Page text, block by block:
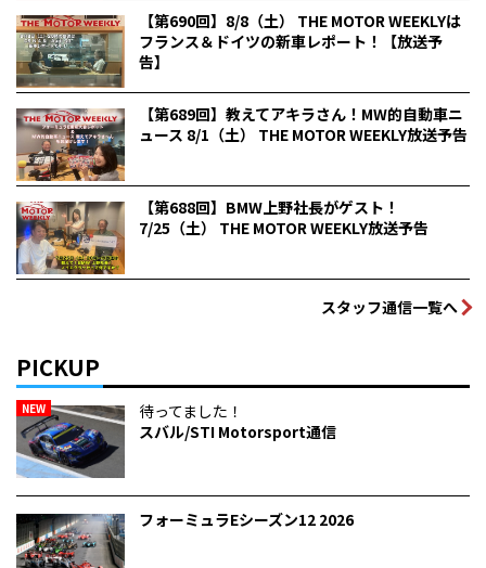
【第690回】8/8（土） THE MOTOR WEEKLYは
フランス＆ドイツの新車レポート！【放送予
告】
【第689回】教えてアキラさん！MW的自動車ニ
ュース 8/1（土） THE MOTOR WEEKLY放送予告
【第688回】BMW上野社長がゲスト！
7/25（土） THE MOTOR WEEKLY放送予告
スタッフ通信一覧へ
PICKUP
NEW
待ってました！
スバル/STI Motorsport通信
フォーミュラEシーズン12 2026